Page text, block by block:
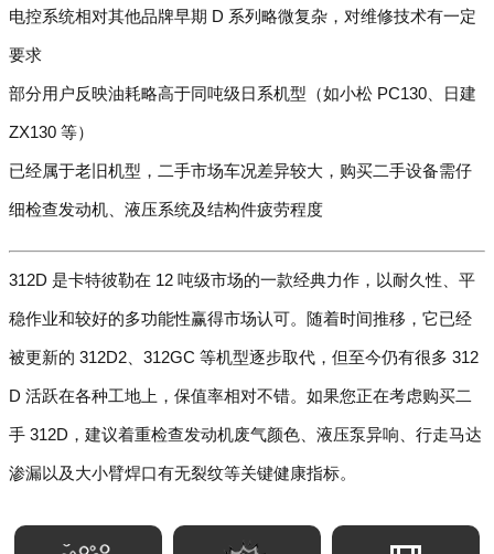
电控系统相对其他品牌早期 D 系列略微复杂，对维修技术有一定
要求
部分用户反映油耗略高于同吨级日系机型（如小松 PC130、日建
ZX130 等）
已经属于老旧机型，二手市场车况差异较大，购买二手设备需仔
细检查发动机、液压系统及结构件疲劳程度
312D 是卡特彼勒在 12 吨级市场的一款经典力作，以耐久性、平
稳作业和较好的多功能性赢得市场认可。随着时间推移，它已经
被更新的 312D2、312GC 等机型逐步取代，但至今仍有很多 312
D 活跃在各种工地上，保值率相对不错。如果您正在考虑购买二
手 312D，建议着重检查发动机废气颜色、液压泵异响、行走马达
渗漏以及大小臂焊口有无裂纹等关键健康指标。